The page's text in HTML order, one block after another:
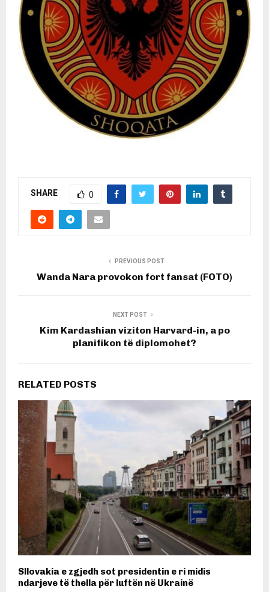
SHARE 0
PREVIOUS POST
Wanda Nara provokon fort fansat (FOTO)
NEXT POST
Kim Kardashian viziton Harvard-in, a po
planifikon të diplomohet?
RELATED POSTS
Sllovakia e zgjedh sot presidentin e ri midis
ndarjeve të thella për luftën në Ukrainë